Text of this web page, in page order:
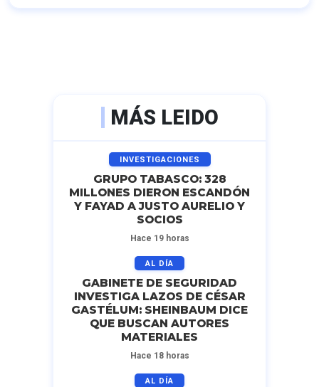
MÁS LEIDO
INVESTIGACIONES
GRUPO TABASCO: 328
MILLONES DIERON ESCANDÓN
Y FAYAD A JUSTO AURELIO Y
SOCIOS
Hace 19 horas
AL DÍA
GABINETE DE SEGURIDAD
INVESTIGA LAZOS DE CÉSAR
GASTÉLUM: SHEINBAUM DICE
QUE BUSCAN AUTORES
MATERIALES
Hace 18 horas
AL DÍA